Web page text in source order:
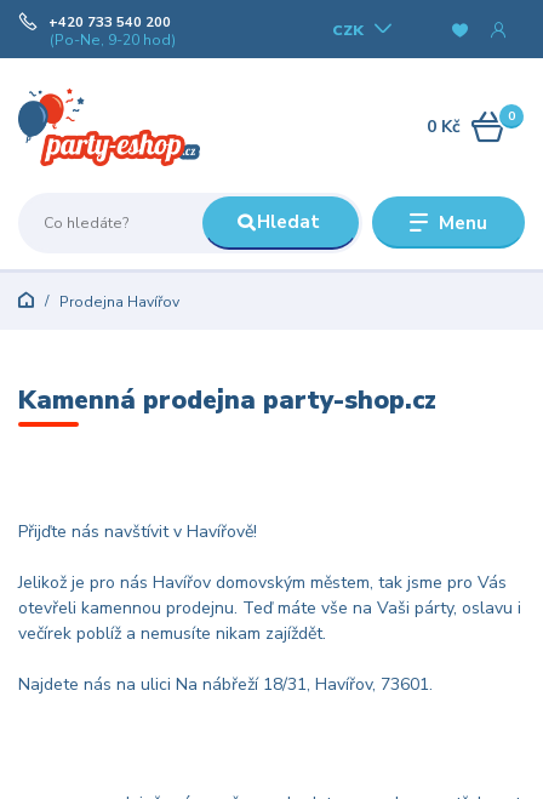
Menu
CZK
Hledat
+420 733 540 200
(Po-Ne, 9-20 hod)
0
0 Kč
Prodejna Havířov
Kamenná prodejna party-shop.cz
Přijďte nás navštívit v Havířově!
Jelikož je pro nás Havířov domovským městem, tak jsme pro Vás
otevřeli kamennou prodejnu. Teď máte vše na Vaši párty, oslavu i
večírek poblíž a nemusíte nikam zajíždět.
Najdete nás na ulici Na nábřeží 18/31, Havířov, 73601.